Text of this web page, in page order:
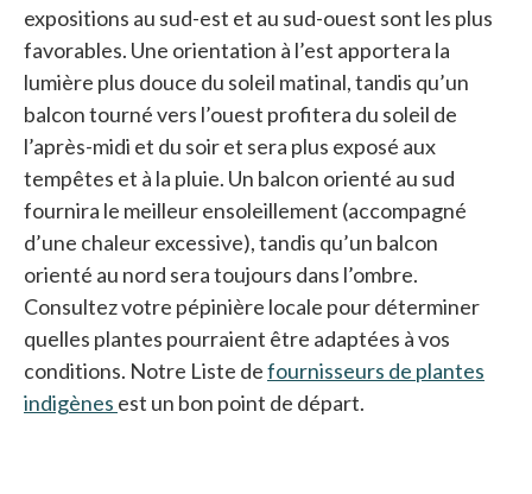
expositions au sud-est et au sud-ouest sont les plus
favorables. Une orientation à l’est apportera la
lumière plus douce du soleil matinal, tandis qu’un
balcon tourné vers l’ouest profitera du soleil de
l’après-midi et du soir et sera plus exposé aux
tempêtes et à la pluie. Un balcon orienté au sud
fournira le meilleur ensoleillement (accompagné
d’une chaleur excessive), tandis qu’un balcon
orienté au nord sera toujours dans l’ombre.
Consultez votre pépinière locale pour déterminer
quelles plantes pourraient être adaptées à vos
conditions. Notre Liste defournisseurs de plantes
indigènes est un bon point de départ.